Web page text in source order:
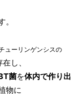
ューリンゲンシスの
し、
菌を体内で作り出
物に